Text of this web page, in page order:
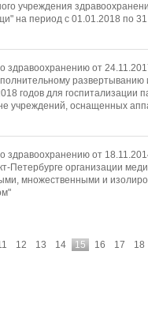
учреждения
на период с 01.01.2018 по
здравоохранению от
развертыванию
годов для госпитализации
учреждений, оснащенных
здравоохранению от
Петербурге организации
множественными и
12 13 14 15 16 17 18